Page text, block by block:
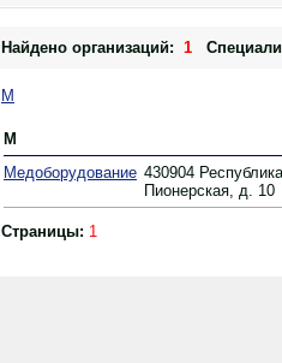
Найдено организаций: 1
М
М
Медоборудование 430904
Пионерская, д. 10
Страницы: 1